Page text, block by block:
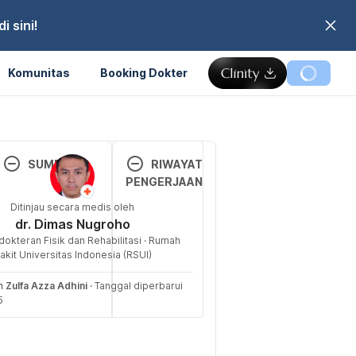
sini!
Komunitas Booking Dokter
SUMBER
Goalkeeper
Roles. (N.d.).
Retrieved 09
January 2025,
from
https://tacticsn
RIWAYAT
PENGERJAAN
u
14/01/2
Ditulis
Ditinjau secara medis oleh
dr. Dimas Nugroho
Fisik dan Rehabilitasi · Rumah
Universitas Indonesia (RSUI)
Zulfa Azza Adhini · Tanggal diperbarui